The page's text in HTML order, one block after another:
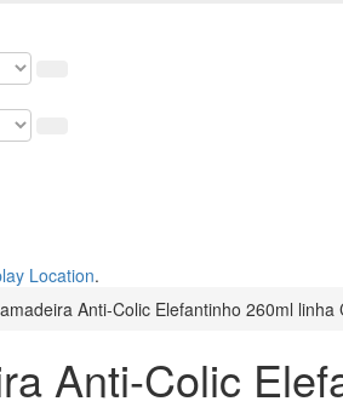
Location.
Anti-Colic Elefantinho 260ml
Anti-Colic